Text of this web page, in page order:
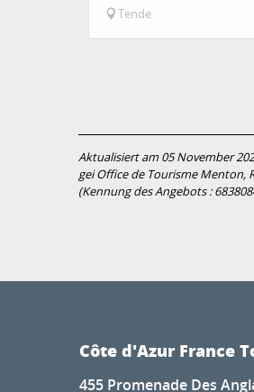
Tende
Aktualisiert am 05 November
gei Office de Tourisme Menton,
(Kennung des Angebots :
Côte d'Azur France
455 Promenade Des